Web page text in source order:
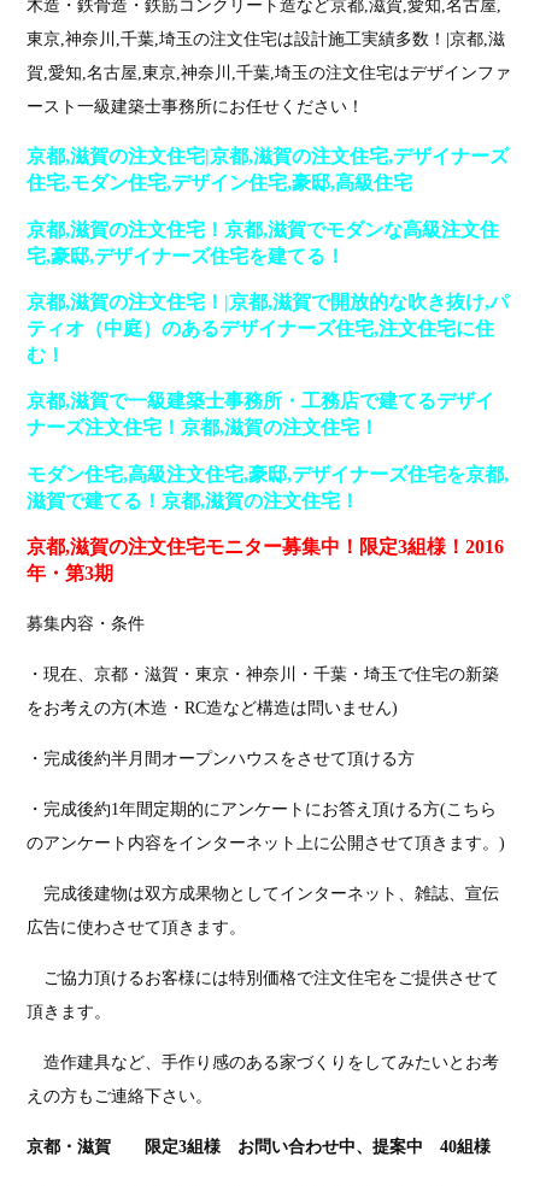
木造・鉄骨造・鉄筋コンクリート造など京都,滋賀,愛知,名古屋,
東京,神奈川,千葉,埼玉の注文住宅は設計施工実績多数！|京都,滋
賀,愛知,名古屋,東京,神奈川,千葉,埼玉の注文住宅はデザインファ
ースト一級建築士事務所にお任せください！
京都,滋賀の注文住宅|京都,滋賀の注文住宅,デザイナーズ
住宅,モダン住宅,デザイン住宅,豪邸,高級住宅
京都,滋賀の注文住宅！京都,滋賀でモダンな高級注文住
宅,豪邸,デザイナーズ住宅を建てる！
京都,滋賀の注文住宅！|京都,滋賀で開放的な吹き抜け,パ
ティオ（中庭）のあるデザイナーズ住宅,注文住宅に住
む！
京都,滋賀で一級建築士事務所・工務店で建てるデザイ
ナーズ注文住宅！京都,滋賀の注文住宅！
モダン住宅,高級注文住宅,豪邸,デザイナーズ住宅を京都,
滋賀で建てる！京都,滋賀の注文住宅！
京都,滋賀の注文住宅モニター募集中！ 限定3組様！2016
年・第3期
募集内容・条件
・現在、京都・滋賀・東京・神奈川・千葉・埼玉で住宅の新築
をお考えの方(木造・RC造など構造は問いません)
・完成後約半月間オープンハウスをさせて頂ける方
・完成後約1年間定期的にアンケートにお答え頂ける方(こちら
のアンケート内容をインターネット上に公開させて頂きます。)
完成後建物は双方成果物としてインターネット、雑誌、宣伝
広告に使わさせて頂きます。
ご協力頂けるお客様には特別価格で注文住宅をご提供させて
頂きます。
造作建具など、手作り感のある家づくりをしてみたいとお考
えの方もご連絡下さい。
京都・滋賀 限定3組様 お問い合わせ中、提案中 40組様